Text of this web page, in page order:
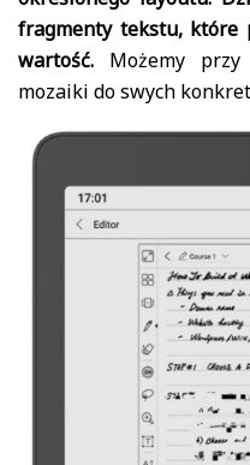
fragmenty tekstu, które
wartość. Możemy przy
mozaiki do swych